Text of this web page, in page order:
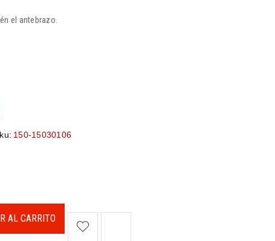
el antebrazo.
150-15030106
AL CARRITO